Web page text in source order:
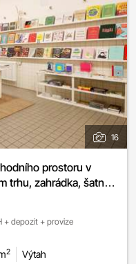
16
prostoru v
trhu, zahrádka, šatna,
+ depozit + provize
2
Výtah